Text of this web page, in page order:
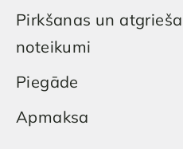
Pirkšanas un
noteikumi
Piegāde
Apmaksa